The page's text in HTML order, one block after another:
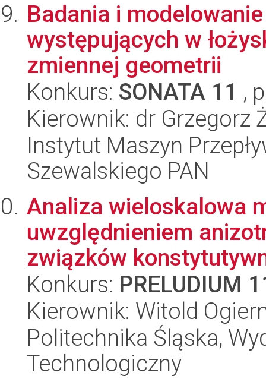
Badania i
występujących w
zmiennej geometrii
Konkurs: SONATA 11 ,
Kierownik: dr Grzegorz
Instytut Maszyn
Szewalskiego PAN
Analiza wieloskalowa
uwzględnieniem
związków
Konkurs: PRELUDIUM
Kierownik: Witold
Politechnika Śląska,
Technologiczny